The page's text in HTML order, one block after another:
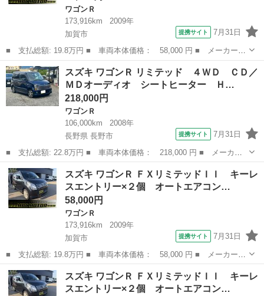
ワゴンＲ
173,916km
2009年
加賀市
提携サイト 7月31日
■ 支払総額: 19.8万円 ■ 車両本体価格： 58,000 円 ■ メーカー
名： スズキ ■ 車種名： ワゴンＲ ■ グレード名： ＦＸリミテ
ッドＩＩ キーレスエントリー×２個 オートエアコン プッシュスタ
ート １４Ａ...
石川 加賀市 ワゴンＲ ワゴンR
スズキ ワゴンＲ リミテッド ４ＷＤ ＣＤ／
ＭＤオーディオ シートヒーター Ｈ…
218,000円
ワゴンＲ
106,000km
2008年
長野県 長野市
提携サイト 7月31日
■ 支払総額: 22.8万円 ■ 車両本体価格： 218,000 円 ■ メーカー
名： スズキ ■ 車種名： ワゴンＲ ■ グレード名： リミテッ
ド ４ＷＤ ＣＤ／ＭＤオーディオ シートヒーター ＨＩＤライ
ト フォグランプ...
長野 長野市 ワゴンＲ
スズキ ワゴンＲ ＦＸリミテッドＩＩ キーレ
スエントリー×２個 オートエアコン…
58,000円
ワゴンＲ
173,916km
2009年
加賀市
提携サイト 7月31日
■ 支払総額: 19.8万円 ■ 車両本体価格： 58,000 円 ■ メーカー
名： スズキ ■ 車種名： ワゴンＲ ■ グレード名： ＦＸリミテ
ッドＩＩ キーレスエントリー×２個 オートエアコン プッシュスタ
ート １４Ａ...
石川 加賀市 ワゴンＲ
スズキ ワゴンＲ ＦＸリミテッドＩＩ キーレ
スエントリー×２個 オートエアコン…